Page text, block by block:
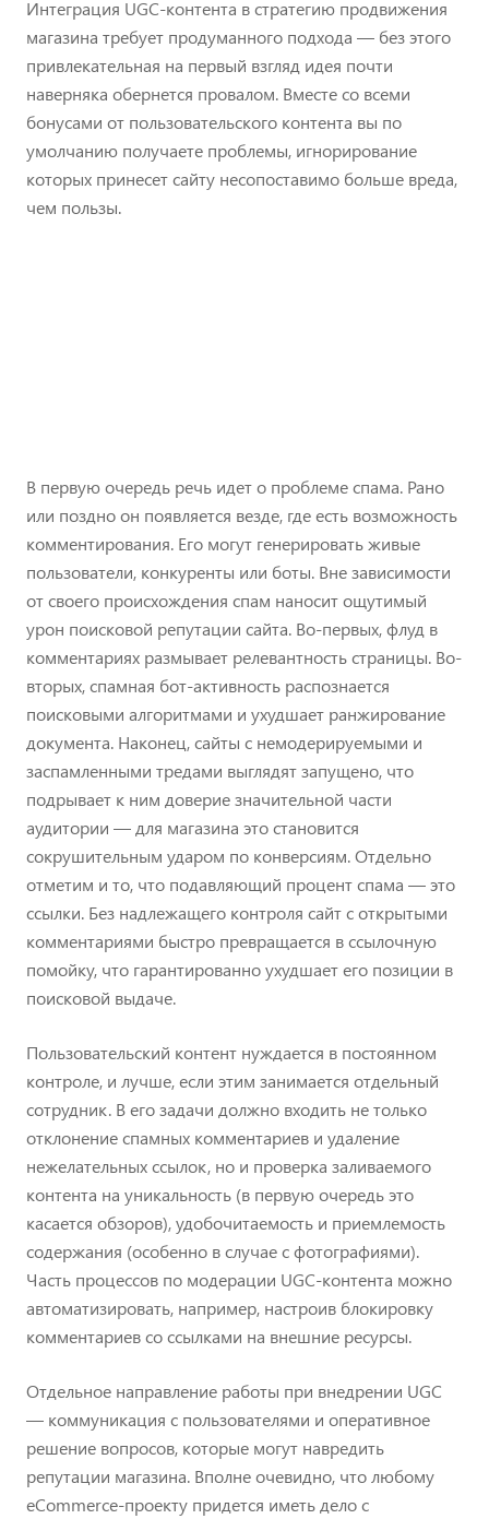
Интеграция UGC-контента в стратегию продвижения
магазина требует продуманного подхода — без этого
привлекательная на первый взгляд идея почти
наверняка обернется провалом. Вместе со всеми
бонусами от пользовательского контента вы по
умолчанию получаете проблемы, игнорирование
которых принесет сайту несопоставимо больше вреда,
чем пользы.
В первую очередь речь идет о проблеме спама. Рано
или поздно он появляется везде, где есть возможность
комментирования. Его могут генерировать живые
пользователи, конкуренты или боты. Вне зависимости
от своего происхождения спам наносит ощутимый
урон поисковой репутации сайта. Во-первых, флуд в
комментариях размывает релевантность страницы. Во-
вторых, спамная бот-активность распознается
поисковыми алгоритмами и ухудшает ранжирование
документа. Наконец, сайты с немодерируемыми и
заспамленными тредами выглядят запущено, что
подрывает к ним доверие значительной части
аудитории — для магазина это становится
сокрушительным ударом по конверсиям. Отдельно
отметим и то, что подавляющий процент спама — это
ссылки. Без надлежащего контроля сайт с открытыми
комментариями быстро превращается в ссылочную
помойку, что гарантированно ухудшает его позиции в
поисковой выдаче.
Пользовательский контент нуждается в постоянном
контроле, и лучше, если этим занимается отдельный
сотрудник. В его задачи должно входить не только
отклонение спамных комментариев и удаление
нежелательных ссылок, но и проверка заливаемого
контента на уникальность (в первую очередь это
касается обзоров), удобочитаемость и приемлемость
содержания (особенно в случае с фотографиями).
Часть процессов по модерации UGC-контента можно
автоматизировать, например, настроив блокировку
комментариев со ссылками на внешние ресурсы.
Отдельное направление работы при внедрении UGC
— коммуникация с пользователями и оперативное
решение вопросов, которые могут навредить
репутации магазина. Вполне очевидно, что любому
eCommerce-проекту придется иметь дело с